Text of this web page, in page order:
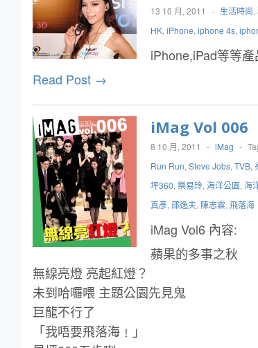
13 10 月, 2011 - 生活時尚,
HK, iPhone, iphone 4s,
iPhone,iPad等等
Read Post →
iMag Vol 006
8 10 月, 2011 - iMag -
Run Run, Steve Jobs, TVB,
坪360, 樂易玲, 海洋公園, 海
真彥, 邵逸夫, 陳志雲, 飛落海
iMag Vol6 內容:
蘋果的多事之秋
無線亮燈 亮起紅燈？
未到哈囉喂 主題公園先見鬼
巨龍不行了
「我唔要飛落海﹗」